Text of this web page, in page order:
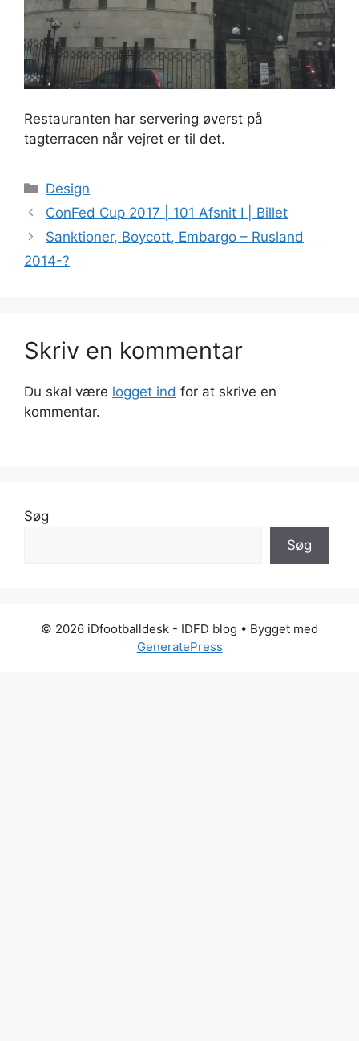
Restauranten har servering øverst på
tagterracen når vejret er til det.
Kategorier
Design
ConFed Cup 2017 | 101 Afsnit I | Billet
Sanktioner, Boycott, Embargo – Rusland
2014-?
Skriv en kommentar
Du skal være logget ind for at skrive en
kommentar.
Søg
Søg
© 2026 iDfootballdesk - IDFD blog • Bygget med
GeneratePress